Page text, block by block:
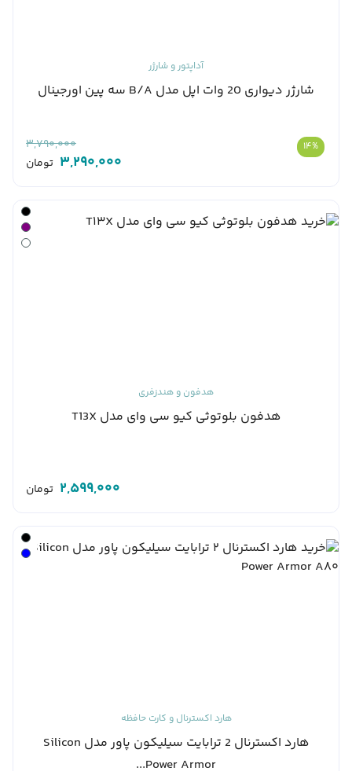
آداپتور و شارژر
شارژر دیواری 20 وات اپل مدل B/A سه پین اورجینال
3,790,000 14%
3,290,000 تومان
هدفون و هندزفری
هدفون بلوتوثی کیو سی وای مدل T13X
2,599,000 تومان
هارد اکسترنال و کارت حافظه
هارد اکسترنال 2 ترابایت سیلیکون پاور مدل Silicon
Power Armor...